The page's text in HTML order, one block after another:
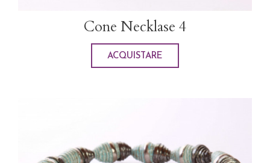
Cone Necklase 4
ACQUISTARE